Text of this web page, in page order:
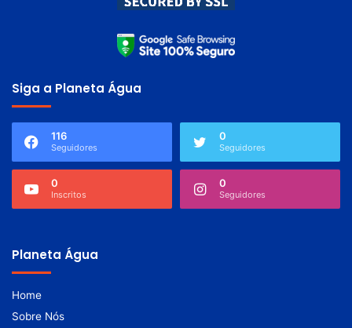
Siga a Planeta Água
116
Seguidores
0
Seguidores
0
Inscritos
0
Seguidores
Planeta Água
Home
Sobre Nós